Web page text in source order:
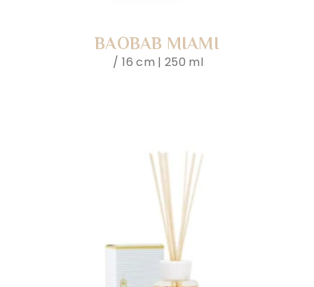
BAOBAB MIAMI
16 cm | 250 ml